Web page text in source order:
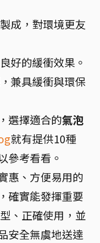
成，對環境更友
好的緩衝效果。
兼具緩衝與環保
選擇適合的氣泡
就有提供10種
參考看看。
惠、方便易用的
確實能發揮重要
、正確使用，並
安全無虞地送達